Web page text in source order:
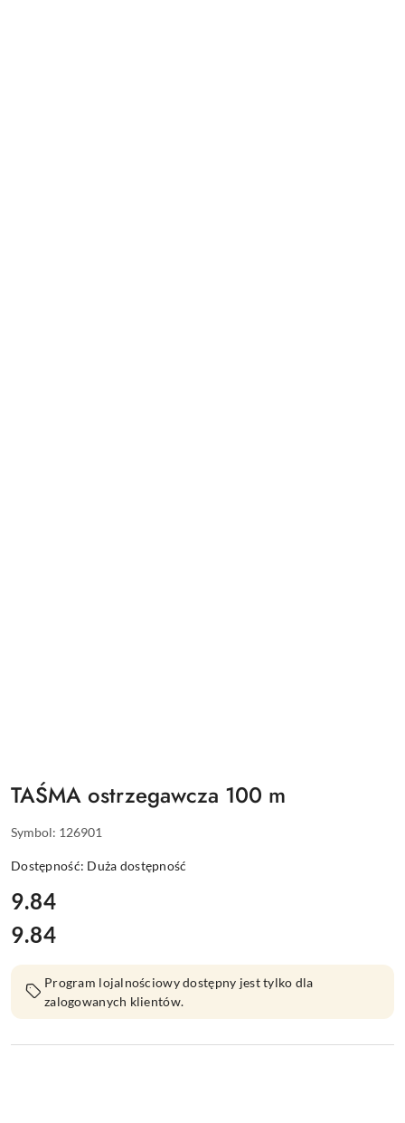
TAŚMA ostrzegawcza 100 m
Symbol: 126901
Dostępność: Duża dostępność
cena:
9.84
Cena:
9.84
Program lojalnościowy dostępny jest tylko dla
zalogowanych klientów.